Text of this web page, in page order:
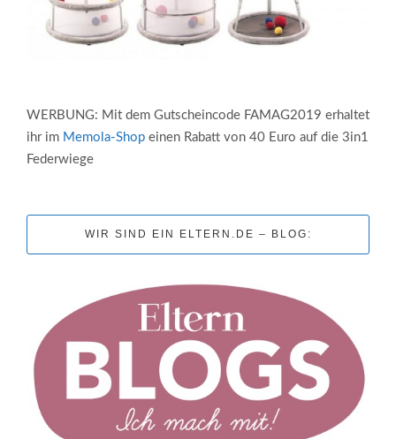
WERBUNG: Mit dem Gutscheincode FAMAG2019 erhaltet
ihr im Memola-Shop einen Rabatt von 40 Euro auf die 3in1
Federwiege
WIR SIND EIN ELTERN.DE – BLOG: